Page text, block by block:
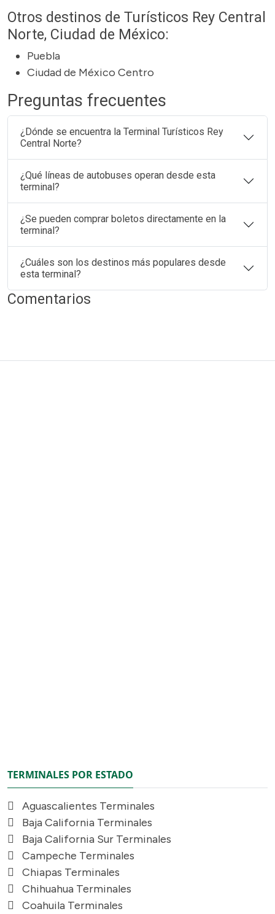
Otros destinos de Turísticos Rey Central
Norte, Ciudad de México:
Puebla
Ciudad de México Centro
Preguntas frecuentes
¿Dónde se encuentra la Terminal Turísticos Rey
Central Norte?
¿Qué líneas de autobuses operan desde esta
terminal?
¿Se pueden comprar boletos directamente en la
terminal?
¿Cuáles son los destinos más populares desde
esta terminal?
Comentarios
TERMINALES POR ESTADO
Aguascalientes Terminales
Baja California Terminales
Baja California Sur Terminales
Campeche Terminales
Chiapas Terminales
Chihuahua Terminales
Coahuila Terminales